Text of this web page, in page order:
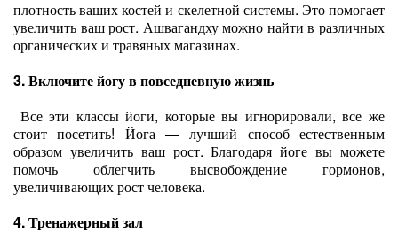
плотность ваших костей и скелетной системы. Это помогает
увеличить ваш рост. Ашвагандху можно найти в различных
органических и травяных магазинах.
3. Включите йогу в повседневную жизнь
Все эти классы йоги, которые вы игнорировали, все же
стоит посетить! Йога — лучший способ естественным
образом увеличить ваш рост. Благодаря йоге вы можете
помочь облегчить высвобождение гормонов,
увеличивающих рост человека.
4. Тренажерный зал